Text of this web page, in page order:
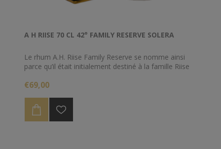
A H RIISE 70 CL 42° FAMILY RESERVE SOLERA
Le rhum A.H. Riise Family Reserve se nomme ainsi
parce qu’il était initialement destiné à la famille Riise
reste dans la veine de ce que propose habituellement
aromatique grâce à des notes épicées très
prononcées et un de légères notes fumées.
€69,00